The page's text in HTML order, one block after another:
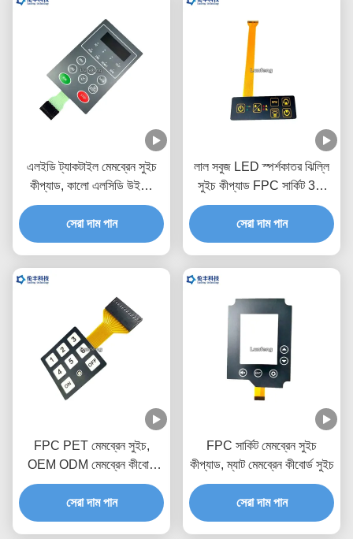
এলইডি ট্যাকটাইল মেমব্রেন সুইচ
কীপ্যাড, কালো এলসিডি উইন্ডো
মেটাল ডোম ট্যাকটাইল সুইচ
সেরা দাম পান
লাল সবুজ LED স্পর্শকাতর ঝিল্লি
সুইচ কীপ্যাড FPC সার্কিট 3M
আঠালো
সেরা দাম পান
FPC PET মেমব্রেন সুইচ,
OEM ODM মেমব্রেন কীবোর্ড
সুইচ
সেরা দাম পান
FPC সার্কিট মেমব্রেন সুইচ
কীপ্যাড, ম্যাট মেমব্রেন কীবোর্ড সুইচ
সেরা দাম পান